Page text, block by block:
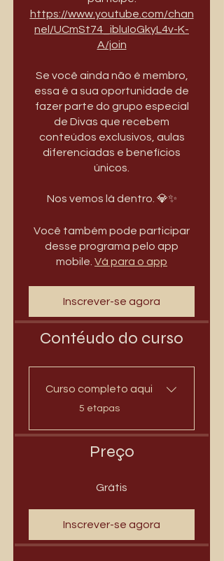
https://www.youtube.com/chan
nel/UCmSt74_ibluIoGkyL4v-K-
A/join
Se você ainda não é membro,
essa é a sua oportunidade de
fazer parte do grupo especial
de Divas que recebem
conteúdos exclusivos, aulas
diferenciadas e benefícios
únicos.
Você também pode participar
desse programa pelo app
mobile. Vá para o app
Inscrever-se agora
Contéudo do curso
Curso completo aqui
.
5 etapas
Preço
Grátis
Inscrever-se agora